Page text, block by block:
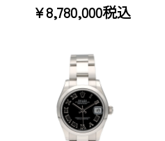
¥8,780,000税込